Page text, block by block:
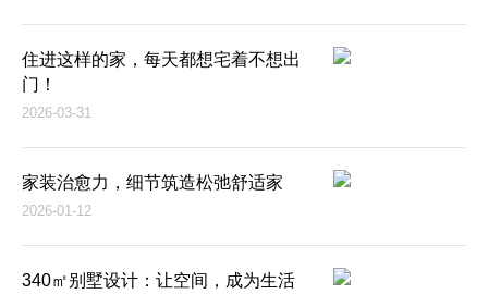
住进这样的家，每天都想宅着不想出
门！
2026-03-31
家装治愈力，细节筑造松弛舒适家
2026-01-12
340㎡别墅设计：让空间，成为生活